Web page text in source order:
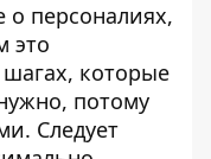
о персоналиях,
это
шагах, которые
потому
Следует